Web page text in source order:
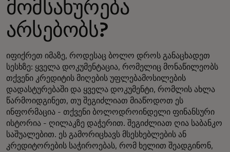
მომსახურება
არსებობს?
იფიქრეთ იმაზე, როდესაც ბოლო დროს განაცხადეთ
სესხზე: ყველა დოკუმენტაცია, რომელიც მონაწილეობს
თქვენი კრედიტის მიღების უფლებამოსილების
დადასტურებაში და ყველა დოკუმენტი, რომლის ახლა
წარმოიდგინეთ, თუ შეგიძლიათ მიაწოდოთ ეს
ინფორმაცია - თქვენი ბოლოდროინდელი ფინანსური
ისტორია - ღილაკზე დაჭერით. შეგიძლიათ ღია საბანკო
საშუალებით. ეს გამორიცხავს მსესხებლების ან
კრედიტორების საჭიროებას, რომ ხელით შეადგინონ,